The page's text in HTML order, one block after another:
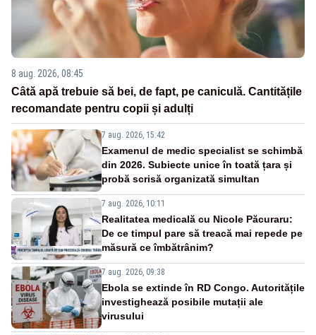
8 aug. 2026, 08:45
Câtă apă trebuie să bei, de fapt, pe caniculă. Cantitățile
recomandate pentru copii și adulți
7 aug. 2026, 15:42
Examenul de medic specialist se schimbă
din 2026. Subiecte unice în toată țara și
probă scrisă organizată simultan
7 aug. 2026, 10:11
Realitatea medicală cu Nicole Păcuraru:
De ce timpul pare să treacă mai repede pe
măsură ce îmbătrânim?
7 aug. 2026, 09:38
Ebola se extinde în RD Congo. Autoritățile
investighează posibile mutații ale
virusului